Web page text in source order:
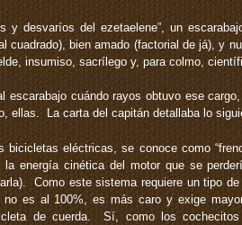
desvaríos del ezetaelene”, un
cuadrado), bien amado (factorial de já), y
insumiso, sacrílego y, para colmo,
escarabajo cuándo rayos obtuvo ese
ellas. La carta del capitán detallaba lo
eléctricas, se conoce como
energía cinética del motor que se
Como este sistema requiere un tipo
es al 100%, es más caro y exige
de cuerda. Sí, como los